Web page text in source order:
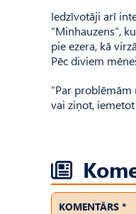
Iedzīvotāji arī
“Minhauzens”,
pie ezera, kā
Pēc diviem
“Par
vai ziņot,
KOMENTĀRS *